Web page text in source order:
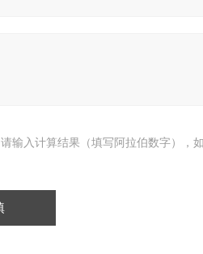
请输入计算结果（填写阿拉伯数字），